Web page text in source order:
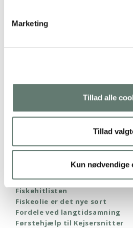
Marketing
Tillad alle
Tillad
Kun nødvendige
EVERGREENS PÅ BLOGGEN
Babys første mad med Tre-
Den bedste tandpasta
Derfor får mine børn
Derfor undgår jeg fødevarer
Er grøn te farligt?
Fiskehitlisten
Fiskeolie er det nye sort
Fordele ved langtidsamning
Førstehjælp til Kejsersnitter